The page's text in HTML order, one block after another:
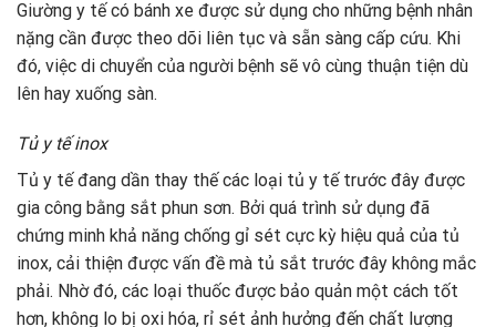
Giường y tế có bánh xe được sử dụng cho những bệnh nhân
nặng cần được theo dõi liên tục và sẵn sàng cấp cứu. Khi
đó, việc di chuyển của người bệnh sẽ vô cùng thuận tiện dù
lên hay xuống sàn.
Tủ y tế inox
Tủ y tế đang dần thay thế các loại tủ y tế trước đây được
gia công bằng sắt phun sơn. Bởi quá trình sử dụng đã
chứng minh khả năng chống gỉ sét cực kỳ hiệu quả của tủ
inox, cải thiện được vấn đề mà tủ sắt trước đây không mắc
phải. Nhờ đó, các loại thuốc được bảo quản một cách tốt
hơn, không lo bị oxi hóa, rỉ sét ảnh hưởng đến chất lượng